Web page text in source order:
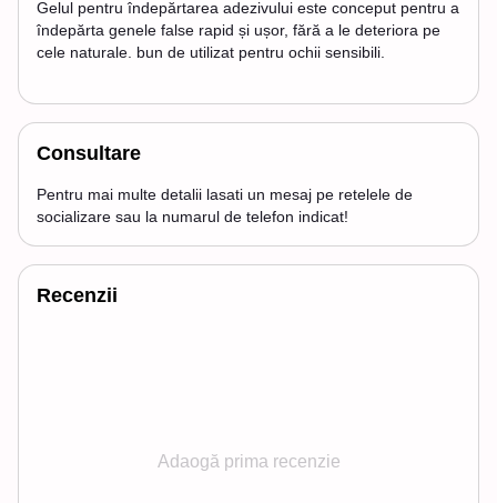
Gelul pentru îndepărtarea adezivului este conceput pentru a
îndepărta genele false rapid și ușor, fără a le deteriora pe
cele naturale. bun de utilizat pentru ochii sensibili.
Consultare
Pentru mai multe detalii lasati un mesaj pe retelele de
socializare sau la numarul de telefon indicat!
Recenzii
Adaogă prima recenzie